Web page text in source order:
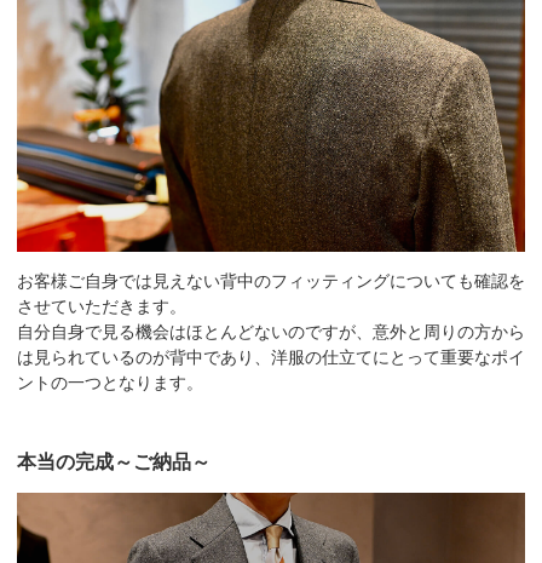
お客様ご自身では見えない背中のフィッティングについても確認を
させていただきます。
自分自身で見る機会はほとんどないのですが、意外と周りの方から
は見られているのが背中であり、洋服の仕立てにとって重要なポイ
ントの一つとなります。
本当の完成～ご納品～